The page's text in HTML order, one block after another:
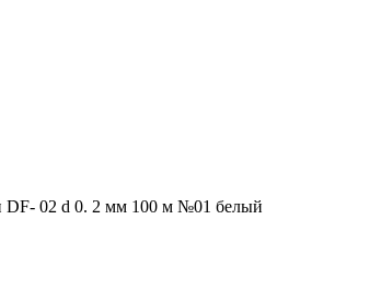
DF- 02 d 0. 2 мм 100 м №01 белый